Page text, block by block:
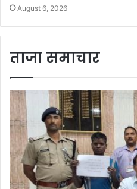
August 6, 2026
ताजा समाचार